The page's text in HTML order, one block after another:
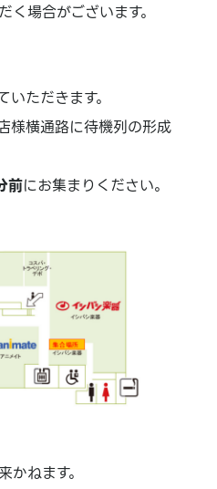
場合がございます。
ただきます。
様横通路に待機列の形成
前にお集まりください。
ねます。